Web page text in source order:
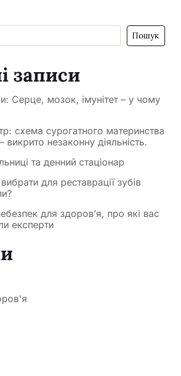
Пошук
записи
Серце, мозок, імунітет – у чому
схема сурогатного материнства
викрито незаконну діяльність.
та денний стаціонар
для реставрації зубів
для здоров’я, про які вас
експерти